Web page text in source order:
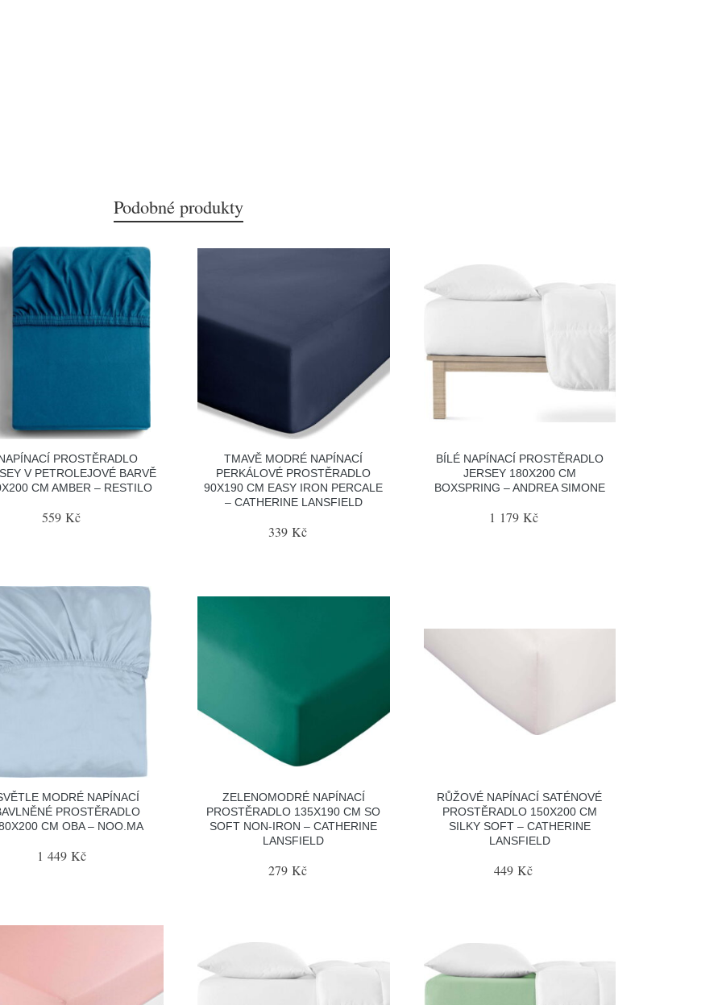
Podobné produkty
PROSTĚRADLO
V PETROLEJOVÉ BARVĚ
CM AMBER – RESTILO
559 Kč
TMAVĚ MODRÉ NAPÍNACÍ
PERKÁLOVÉ PROSTĚRADLO
90X190 CM EASY IRON PERCALE
– CATHERINE LANSFIELD
339 Kč
BÍLÉ NAPÍNACÍ PROSTĚRADLO
JERSEY 180X200 CM
BOXSPRING – ANDREA SIMONE
1 179 Kč
MODRÉ NAPÍNACÍ
PROSTĚRADLO
CM OBA – NOO.MA
1 449 Kč
ZELENOMODRÉ NAPÍNACÍ
PROSTĚRADLO 135X190 CM SO
SOFT NON-IRON – CATHERINE
LANSFIELD
279 Kč
RŮŽOVÉ NAPÍNACÍ SATÉNOVÉ
PROSTĚRADLO 150X200 CM
SILKY SOFT – CATHERINE
LANSFIELD
449 Kč